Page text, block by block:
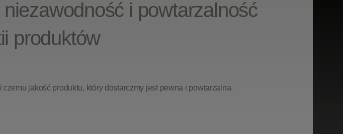
i powtarzalność
produktów
czemu jakość produktu, który dostarczmy jest pewna i powtarzalna.